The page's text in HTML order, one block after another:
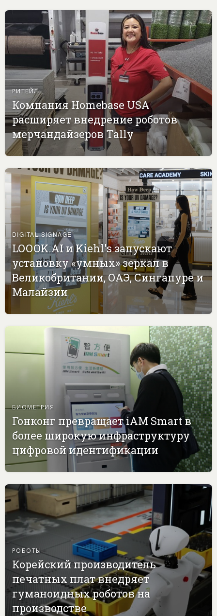
РИТЕЙЛ
Компания Homebase USA
расширяет внедрение роботов
мерчандайзеров Tally
DIGITAL SIGNAGE
LOOOK.AI и Kiehl's запускают
установку «умных» зеркал в
Великобритании, ОАЭ, Сингапуре и
Малайзии
БИОМЕТРИЯ
Гонконг превращает iAM Smart в
более широкую инфраструктуру
цифровой идентификации
РОБОТЫ
Корейский производитель
печатных плат внедряет
гуманоидных роботов на
производстве